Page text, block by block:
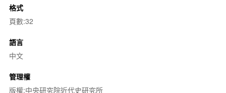
格式
頁數:32
語言
中文
管理權
版權:中央研究院近代史研究所